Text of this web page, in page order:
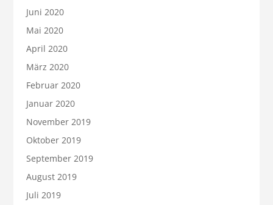
Juni 2020
Mai 2020
April 2020
März 2020
Februar 2020
Januar 2020
November 2019
Oktober 2019
September 2019
August 2019
Juli 2019